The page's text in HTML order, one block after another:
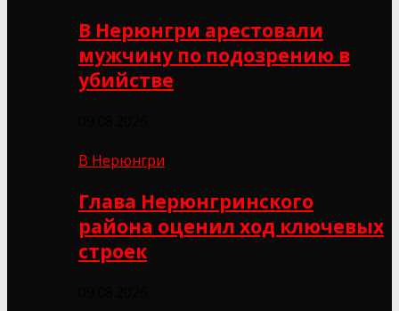
В Нерюнгри арестовали
мужчину по подозрению в
убийстве
В Нерюнгри
Глава Нерюнгринского
района оценил ход ключевых
строек